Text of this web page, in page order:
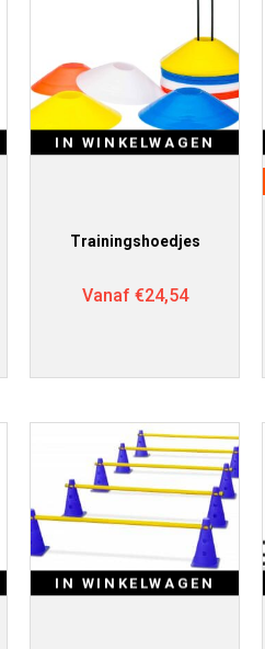
IN WINKELWAGEN
Trainingshoedjes
Vanaf €24,54
IN WINKELWAGEN